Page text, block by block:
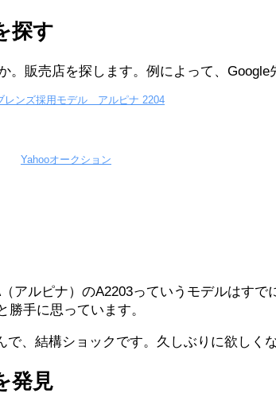
探す
販売店を探します。例によって、
ンズ採用モデル アルピナ 2204
Yahooオークション
アルピナ）のA2203っていうモデルはす
手に思っています。
、結構ショックです。久しぶりに欲しく
発見